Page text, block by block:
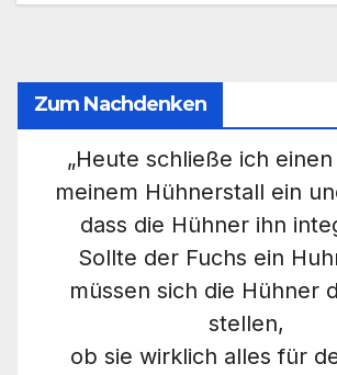
Zum Nachdenken
„Heute schließe ich
meinem Hühnerstall ein
dass die Hühner ihn
Sollte der Fuchs ein
müssen sich die Hühner
stellen,
ob sie wirklich alles für